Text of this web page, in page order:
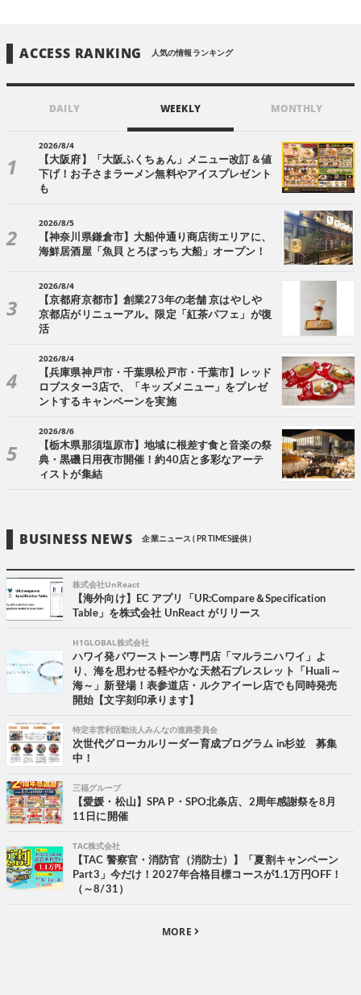
ACCESS RANKING 人気の情報ランキング
DAILY WEEKLY MONTHLY
2026/8/4
【大阪府】「大阪ふくちぁん」メニュー改訂＆値
下げ！お子さまラーメン無料やアイスプレゼント
も
2026/8/5
【神奈川県鎌倉市】大船仲通り商店街エリアに、
海鮮居酒屋「魚貝 とろぼっち 大船」オープン！
2026/8/4
【京都府京都市】創業273年の老舗 京はやしや
京都店がリニューアル。限定「紅茶パフェ」が復
活
2026/8/4
【兵庫県神戸市・千葉県松戸市・千葉市】レッド
ロブスター3店で、「キッズメニュー」をプレゼ
ントするキャンペーンを実施
2026/8/6
【栃木県那須塩原市】地域に根差す食と音楽の祭
典・黒磯日用夜市開催！約40店と多彩なアーテ
ィストが集結
BUSINESS NEWS 企業ニュース ( PR TIMES提供 )
株式会社UnReact
【海外向け】EC アプリ「UR:Compare＆Specification
Table」を株式会社 UnReact がリリース
H1GLOBAL株式会社
ハワイ発パワーストーン専門店「マルラニハワイ」よ
り、海を思わせる軽やかな天然石ブレスレット「Huali～
海～」新登場！表参道店・ルクアイーレ店でも同時発売
開始【文字刻印承ります】
特定非営利活動法人みんなの進路委員会
次世代グローカルリーダー育成プログラム in杉並 募集
中！
三福グループ
【愛媛・松山】SPA P・SPO北条店、2周年感謝祭を8月
11日に開催
TAC株式会社
【TAC 警察官・消防官（消防士）】「夏割キャンペーン
Part3」今だけ！2027年合格目標コースが1.1万円OFF！
（～8/31）
MORE